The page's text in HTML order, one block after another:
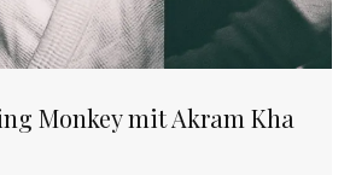
Monkey mit Akram Kha